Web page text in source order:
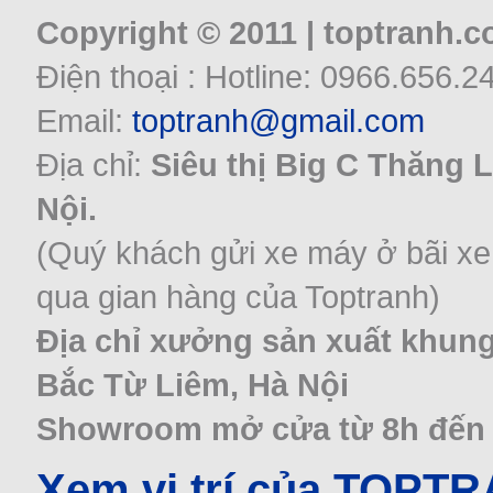
Copyright © 2011 |
Điện thoại : Hotline:
Email: toptranh@gmail.com
Địa chỉ: Siêu thị Big C Thăng
Nội.
(Quý khách gửi xe máy ở bãi
qua gian hàng của Toptranh)
Địa chỉ xưởng sản xuất
Bắc Từ Liêm, Hà Nội
Showroom mở cửa từ 8h